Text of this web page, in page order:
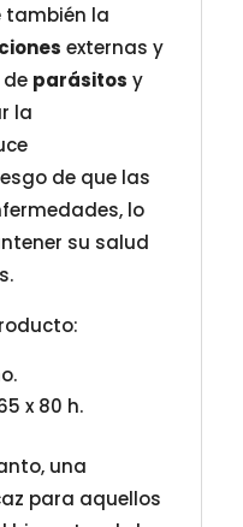
también la
externas y
parásitos y
la
de que las
lo
su salud
x 80 h.
una
para aquellos